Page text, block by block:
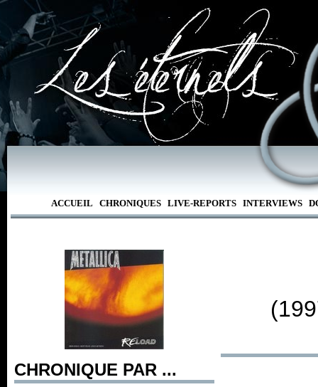
ACCUEIL CHRONIQUES LIVE-REPORTS INTERVIEWS
CHRONIQUE PAR ...